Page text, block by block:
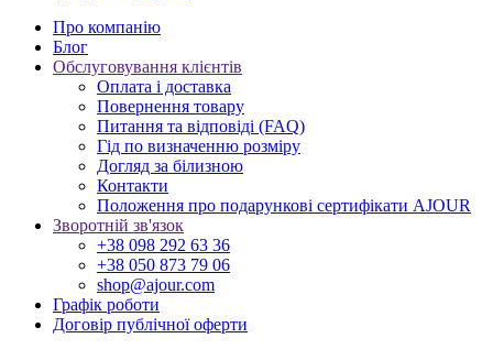
Про компанію
Блог
Обслуговування клієнтів
Оплата і доставка
Повернення товару
Питання та відповіді (FAQ)
Гід по визначенню розміру
Догляд за білизною
Контакти
Положення про подарункові сертифікати AJOUR
Зворотній зв'язок
+38 098 292 63 36
+38 050 873 79 06
shop@ajour.com
Графік роботи
Договір публічної оферти